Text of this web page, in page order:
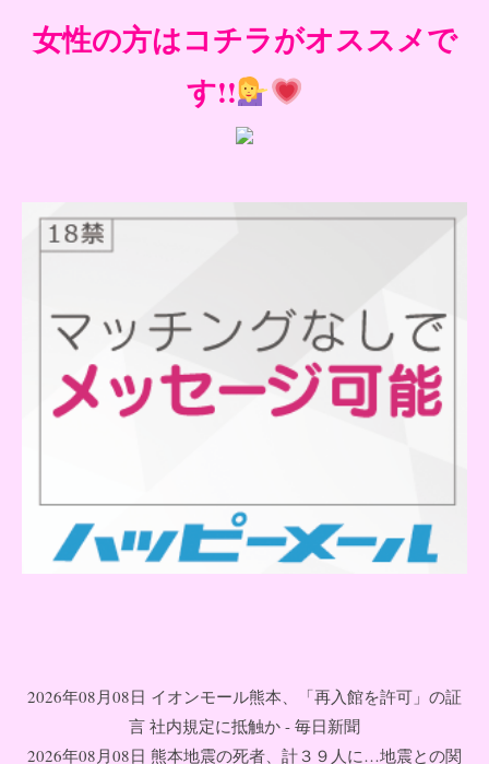
女性の方はコチラがオススメで
す!!
2026年08月08日 イオンモール熊本、「再入館を許可」の証
言 社内規定に抵触か - 毎日新聞
2026年08月08日 熊本地震の死者、計３９人に…地震との関